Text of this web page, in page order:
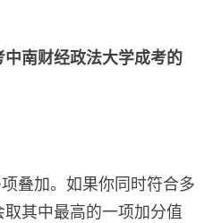
南财经政法大学成考的
加。如果你同时符合多
其中最高的一项加分值